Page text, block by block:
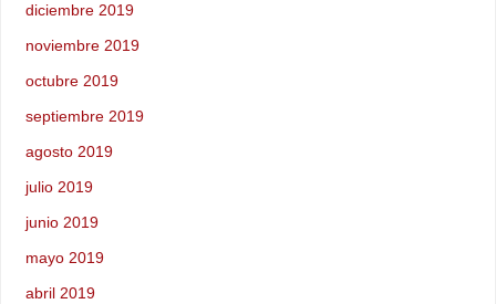
diciembre 2019
noviembre 2019
octubre 2019
septiembre 2019
agosto 2019
julio 2019
junio 2019
mayo 2019
abril 2019